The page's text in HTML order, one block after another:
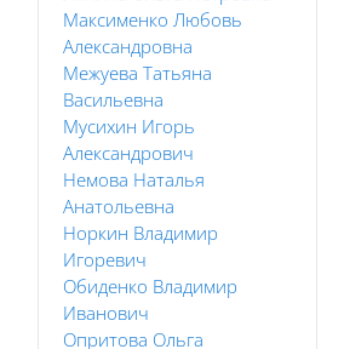
Максименко Любовь
Александровна
Межуева Татьяна
Васильевна
Мусихин Игорь
Александрович
Немова Наталья
Анатольевна
Норкин Владимир
Игоревич
Обиденко Владимир
Иванович
Опритова Ольга